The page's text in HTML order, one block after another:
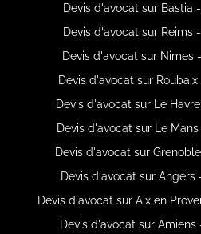
Devis d'avocat sur Bastia
Devis d'avocat sur Reims
Devis d'avocat sur Nimes
Devis d'avocat sur
Devis d'avocat sur Le
Devis d'avocat sur Le
Devis d'avocat sur
Devis d'avocat sur Angers
Devis d'avocat sur Aix en
Devis d'avocat sur Amiens